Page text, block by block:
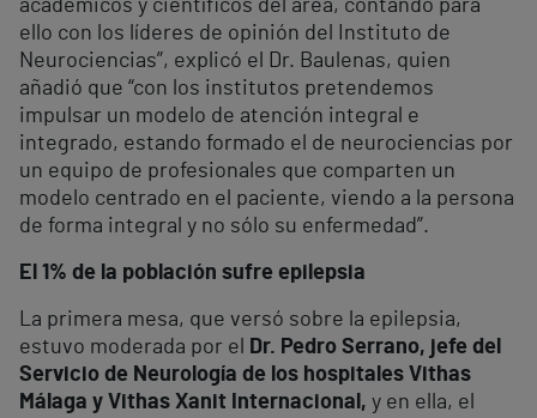
académicos y científicos del área, contando para
ello con los líderes de opinión del Instituto de
Neurociencias”, explicó el Dr. Baulenas, quien
añadió que “con los institutos pretendemos
impulsar un modelo de atención integral e
integrado, estando formado el de neurociencias por
un equipo de profesionales que comparten un
modelo centrado en el paciente, viendo a la persona
de forma integral y no sólo su enfermedad”.
El 1% de la población sufre epilepsia
La primera mesa, que versó sobre la epilepsia,
estuvo moderada por el
Dr. Pedro Serrano, jefe del
Servicio de Neurología de los hospitales Vithas
Málaga y Vithas Xanit Internacional, y en ella, el